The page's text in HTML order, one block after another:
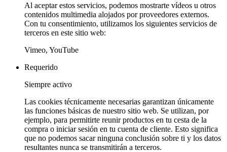
Al aceptar estos servicios, podemos mostrarte vídeos u otros
contenidos multimedia alojados por proveedores externos.
Con tu consentimiento, utilizamos los siguientes servicios de
terceros en este sitio web:
Vimeo, YouTube
Requerido
Siempre activo
Las cookies técnicamente necesarias garantizan únicamente
las funciones básicas de nuestro sitio web. Se utilizan, por
ejemplo, para permitirte reunir productos en tu cesta de la
compra o iniciar sesión en tu cuenta de cliente. Esto significa
que no podemos sacar ninguna conclusión sobre ti y los datos
resultantes nunca se transmitirán a terceros.